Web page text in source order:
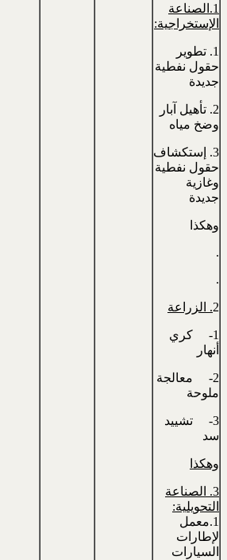
1.الصناعة
الإستخراجية:
1. تطوير
حقول نفطية
جديدة
2. تأهيل آبار
وضخ مياه
3. إستكشاف
حقول نفطية
وغازية
جديدة
وهكذا
.
.
2. الزراعة
1- كري
أنهار
2- معالجة
ملوحة
3- تشييد
سد
وهكذا
3. الصناعة
التحويلية:
1.معمل
لإطارات
السيارات